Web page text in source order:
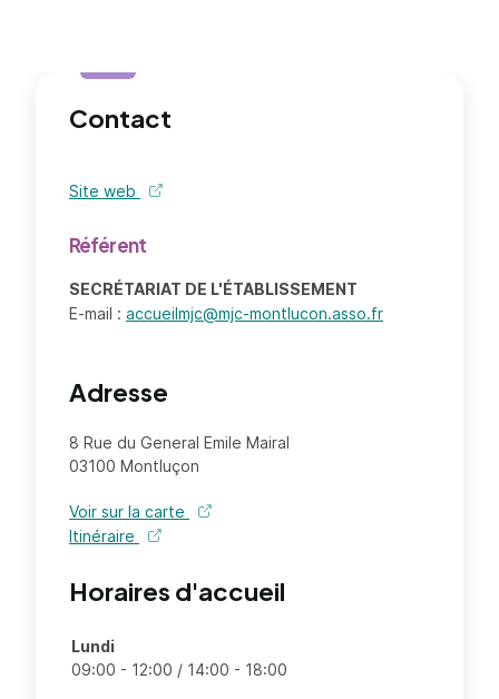
Contact
Site web de l'organisme - nouvel onglet
Référent
SECRÉTARIAT DE L'ÉTABLISSEMENT
E-mail : accueilmjc@mjc-montlucon.asso.fr
Adresse
8 Rue du General Emile Mairal
03100 Montluçon
Voir sur la carte
Itinéraire
Horaires d'accueil
Jours
Tranches horaires
Lundi
09:00 - 12:00 / 14:00 - 18:00